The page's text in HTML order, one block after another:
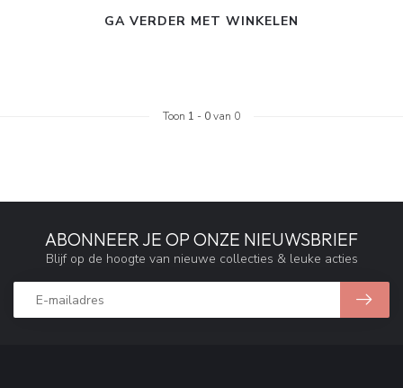
GA VERDER MET WINKELEN
Toon 1 - 0van 0
ABONNEER JE OP ONZE NIEUWSBRIEF
Blijf op de hoogte van nieuwe collecties & leuke acties